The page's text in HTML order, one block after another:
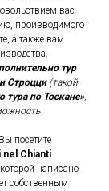
вас
производимого
а также вам
тур
Строцци(такой
тура по Тоскане»,
Вы посетите
Chianti
написано
собственным